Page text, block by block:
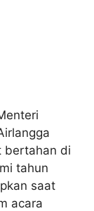
bertahan di
tahun
saat
acara